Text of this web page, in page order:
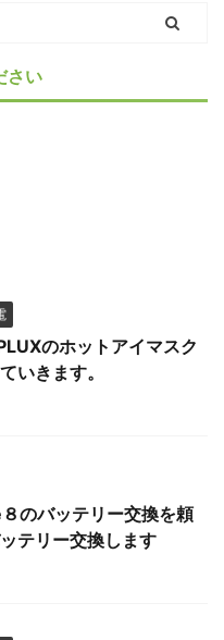
さい
のホットアイマスク
いきます。
のバッテリー交換を頼
テリー交換します